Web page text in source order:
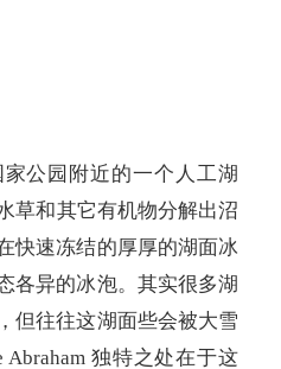
公园附近的一个人工湖
草和其它有机物分解出沼
快速冻结的厚厚的湖面冰
各异的冰泡。其实很多湖
但往往这湖面些会被大雪
Abraham 独特之处在于这